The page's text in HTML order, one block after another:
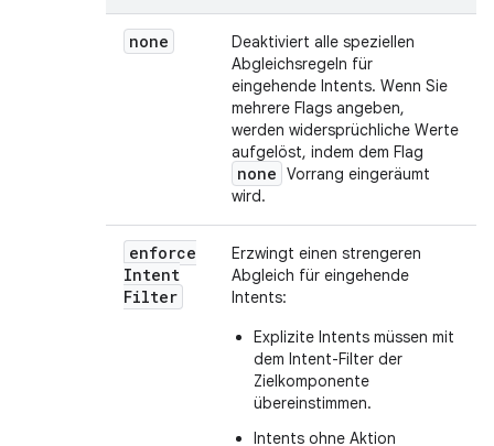
none
Deaktiviert alle speziellen
Abgleichsregeln für
eingehende Intents. Wenn Sie
mehrere Flags angeben,
werden widersprüchliche Werte
aufgelöst, indem dem Flag
none Vorrang eingeräumt
wird.
enforce
Intent
Filter
Erzwingt einen strengeren
Abgleich für eingehende
Intents:
Explizite Intents müssen mit
dem Intent-Filter der
Zielkomponente
übereinstimmen.
Intents ohne Aktion